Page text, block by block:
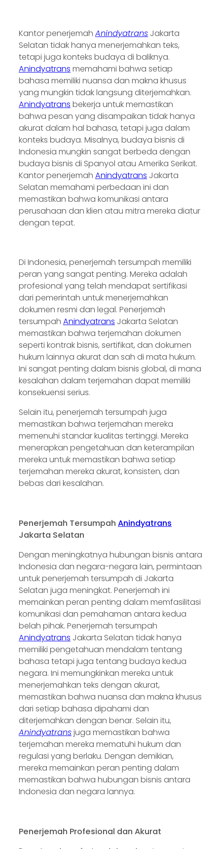
Kantor penerjemah Anindyatrans Jakarta
Selatan tidak hanya menerjemahkan teks,
tetapi juga konteks budaya di baliknya.
Anindyatrans memahami bahwa setiap
bahasa memiliki nuansa dan makna khusus
yang mungkin tidak langsung diterjemahkan.
Anindyatrans bekerja untuk memastikan
bahwa pesan yang disampaikan tidak hanya
akurat dalam hal bahasa, tetapi juga dalam
konteks budaya. Misalnya, budaya bisnis di
Indonesia mungkin sangat berbeda dengan
budaya bisnis di Spanyol atau Amerika Serikat.
Kantor penerjemah Anindyatrans Jakarta
Selatan memahami perbedaan ini dan
memastikan bahwa komunikasi antara
perusahaan dan klien atau mitra mereka diatur
dengan tepat.
Di Indonesia, penerjemah tersumpah memiliki
peran yang sangat penting. Mereka adalah
profesional yang telah mendapat sertifikasi
dari pemerintah untuk menerjemahkan
dokumen resmi dan legal. Penerjemah
tersumpah Anindyatrans Jakarta Selatan
memastikan bahwa terjemahan dokumen
seperti kontrak bisnis, sertifikat, dan dokumen
hukum lainnya akurat dan sah di mata hukum.
Ini sangat penting dalam bisnis global, di mana
kesalahan dalam terjemahan dapat memiliki
konsekuensi serius.
Selain itu, penerjemah tersumpah juga
memastikan bahwa terjemahan mereka
memenuhi standar kualitas tertinggi. Mereka
menerapkan pengetahuan dan keterampilan
mereka untuk memastikan bahwa setiap
terjemahan mereka akurat, konsisten, dan
bebas dari kesalahan.
Penerjemah Tersumpah Anindyatrans
Jakarta Selatan
Dengan meningkatnya hubungan bisnis antara
Indonesia dan negara-negara lain, permintaan
untuk penerjemah tersumpah di Jakarta
Selatan juga meningkat. Penerjemah ini
memainkan peran penting dalam memfasilitasi
komunikasi dan pemahaman antara kedua
belah pihak. Penerjemah tersumpah
Anindyatrans Jakarta Selatan tidak hanya
memiliki pengetahuan mendalam tentang
bahasa tetapi juga tentang budaya kedua
negara. Ini memungkinkan mereka untuk
menerjemahkan teks dengan akurat,
memastikan bahwa nuansa dan makna khusus
dari setiap bahasa dipahami dan
diterjemahkan dengan benar. Selain itu,
Anindyatransjuga memastikan bahwa
terjemahan mereka mematuhi hukum dan
regulasi yang berlaku. Dengan demikian,
mereka memainkan peran penting dalam
memastikan bahwa hubungan bisnis antara
Indonesia dan negara lannya.
Penerjemah Profesional dan Akurat